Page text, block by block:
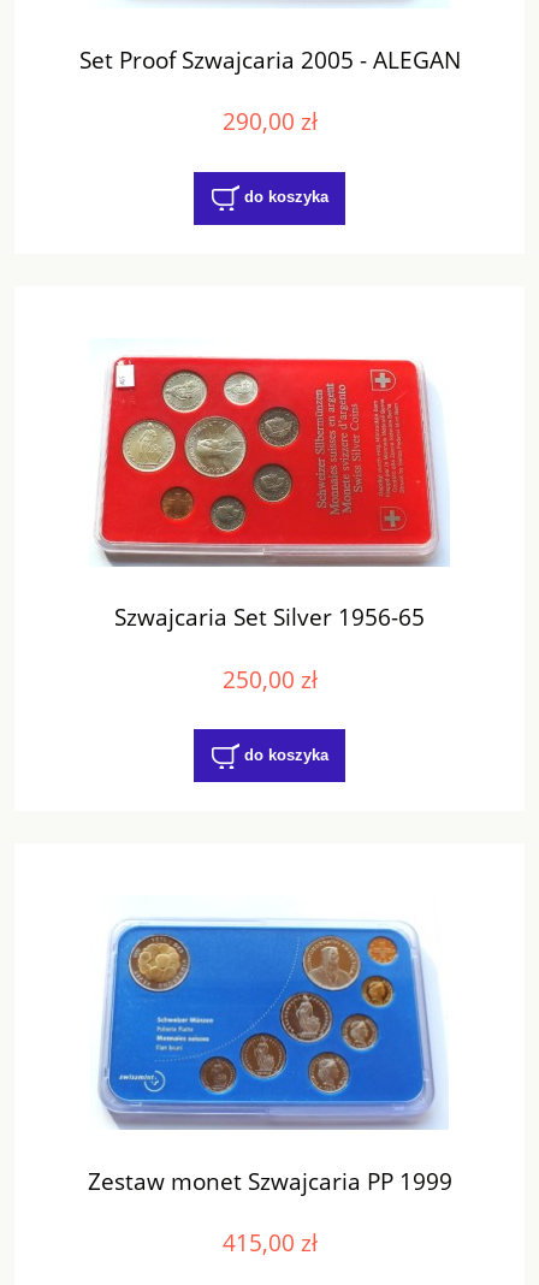
Set Proof Szwajcaria 2005 - ALEGAN
290,00 zł
do koszyka
Szwajcaria Set Silver 1956-65
250,00 zł
do koszyka
Zestaw monet Szwajcaria PP 1999
415,00 zł